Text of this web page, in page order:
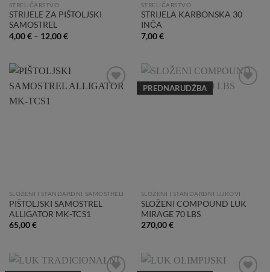
STRELIČARSTVO
STRIJELE ZA PIŠTOLJSKI
SAMOSTREL
4,00€– 12,00€
STRELIČARSTVO
STRIJELA KARBONSKA 30
INČA
7,00€
SLOŽENI I STANDARDNI SAMOSTRELI
PIŠTOLJSKI SAMOSTREL
ALLIGATOR MK-TCS1
65,00€
PREDNARUDŽBA
SLOŽENI I STANDARDNI LUKOVI
SLOŽENI COMPOUND LUK
MIRAGE 70 LBS
270,00€